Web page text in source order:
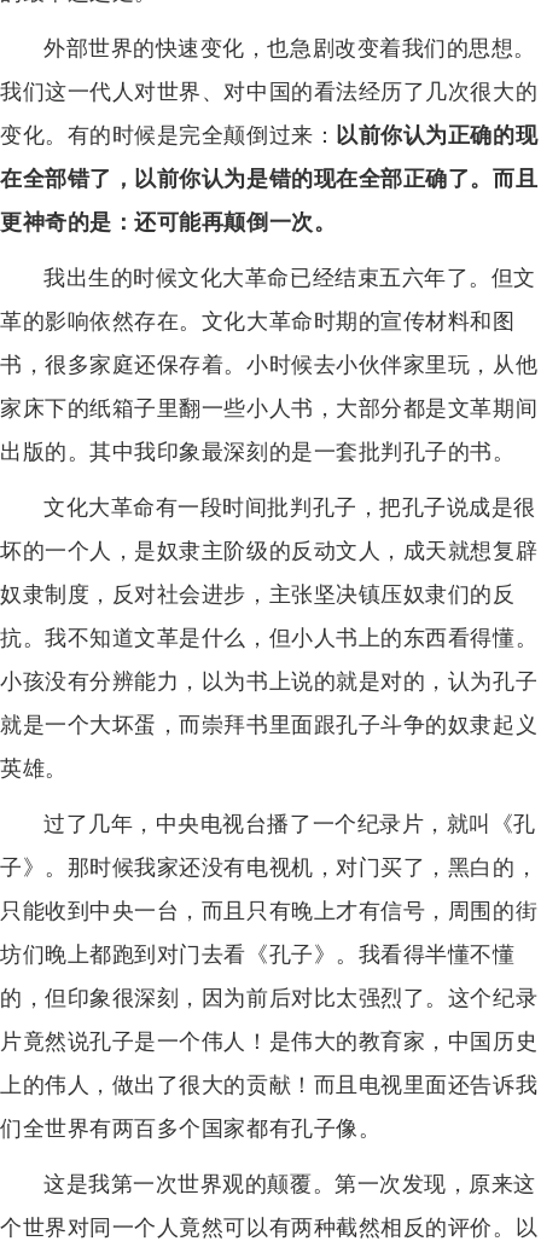
外部世界的快速变化，也急剧改变着我们的思想。
我们这一代人对世界、对中国的看法经历了几次很大的
变化。有的时候是完全颠倒过来： 以前你认为正确的现
在全部错了，以前你认为是错的现在全部正确了。 而且
更神奇的是：还可能再颠倒一次。
我出生的时候文化大革命已经结束五六年了。但文
革的影响依然存在。文化大革命时期的宣传材料和图
书，很多家庭还保存着。小时候去小伙伴家里玩，从他
家床下的纸箱子里翻一些小人书，大部分都是文革期间
出版的。其中我印象最深刻的是一套批判孔子的书。
文化大革命有一段时间批判孔子，把孔子说成是很
坏的一个人，是奴隶主阶级的反动文人，成天就想复辟
奴隶制度，反对社会进步，主张坚决镇压奴隶们的反
抗。我不知道文革是什么，但小人书上的东西看得懂。
小孩没有分辨能力，以为书上说的就是对的，认为孔子
就是一个大坏蛋，而崇拜书里面跟孔子斗争的奴隶起义
英雄。
过了几年，中央电视台播了一个纪录片，就叫《孔
子》。那时候我家还没有电视机，对门买了，黑白的，
只能收到中央一台，而且只有晚上才有信号，周围的街
坊们晚上都跑到对门去看《孔子》。我看得半懂不懂
的，但印象很深刻，因为前后对比太强烈了。这个纪录
片竟然说孔子是一个伟人！是伟大的教育家，中国历史
上的伟人，做出了很大的贡献！而且电视里面还告诉我
们全世界有两百多个国家都有孔子像。
这是我第一次世界观的颠覆。第一次发现，原来这
个世界对同一个人竟然可以有两种截然相反的评价。以